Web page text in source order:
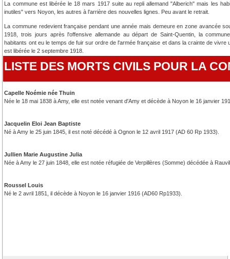
La commune est libérée le 18 mars 1917 suite au repli allemand "Alberich" mais les
inutiles" vers Noyon, les autres à l'arrière des nouvelles lignes. Peu avant le retrait.
La commune redevient française pendant une année mais demeure en zone avancée
1918, trois jours après l'offensive allemande au départ de Saint-Quentin, la
habitants ont eu le temps de fuir sur ordre de l'armée française et dans la crainte de vivre
est libérée le 2 septembre 1918.
LISTE DES MORTS CIVILS POUR LA
Capelle Noémie née Thuin
Née le 18 mai 1838 à Amy, elle est notée venant d'Amy et décède à Noyon le 16 janvier
Jacquelin Eloi Jean Baptiste
Né à Amy le 25 juin 1845, il est noté décédé à Ognon le 12 avril 1917 (AD 60 Rp 1933).
Jullien Marie Augustine Julia
Née à Amy le 27 juin 1848, elle est notée réfugiée de Verpillères (Somme) décédée à
Roussel Louis
Né le 2 avril 1851, il décède à Noyon le 16 janvier 1916 (AD60 Rp1933).